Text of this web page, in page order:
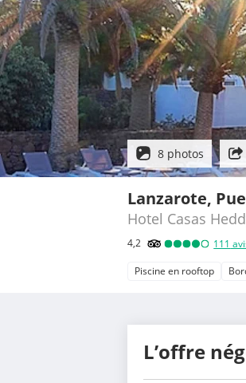
8 photos
Lanzarote,
Hotel Casas
4,2 111
Piscine en rooftop
L’offre